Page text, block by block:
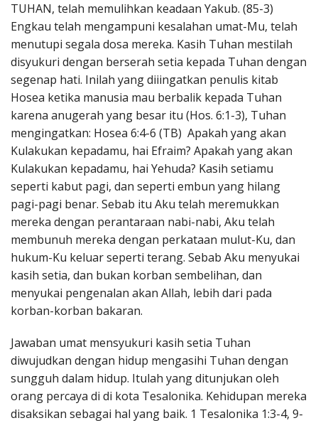
TUHAN, telah memulihkan keadaan Yakub. (85-3)
Engkau telah mengampuni kesalahan umat-Mu, telah
menutupi segala dosa mereka. Kasih Tuhan mestilah
disyukuri dengan berserah setia kepada Tuhan dengan
segenap hati. Inilah yang diiingatkan penulis kitab
Hosea ketika manusia mau berbalik kepada Tuhan
karena anugerah yang besar itu (Hos. 6:1-3), Tuhan
mengingatkan: Hosea 6:4-6 (TB) Apakah yang akan
Kulakukan kepadamu, hai Efraim? Apakah yang akan
Kulakukan kepadamu, hai Yehuda? Kasih setiamu
seperti kabut pagi, dan seperti embun yang hilang
pagi-pagi benar. Sebab itu Aku telah meremukkan
mereka dengan perantaraan nabi-nabi, Aku telah
membunuh mereka dengan perkataan mulut-Ku, dan
hukum-Ku keluar seperti terang. Sebab Aku menyukai
kasih setia, dan bukan korban sembelihan, dan
menyukai pengenalan akan Allah, lebih dari pada
korban-korban bakaran.
Jawaban umat mensyukuri kasih setia Tuhan
diwujudkan dengan hidup mengasihi Tuhan dengan
sungguh dalam hidup. Itulah yang ditunjukan oleh
orang percaya di di kota Tesalonika. Kehidupan mereka
disaksikan sebagai hal yang baik. 1 Tesalonika 1:3-4, 9-